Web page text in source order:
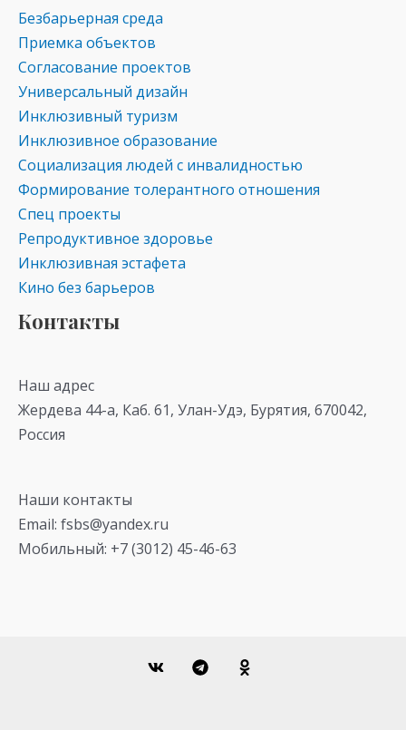
Безбарьерная среда
Приемка объектов
Согласование проектов
Универсальный дизайн
Инклюзивный туризм
Инклюзивное образование
Социализация людей с инвалидностью
Формирование толерантного отношения
Спец проекты
Репродуктивное здоровье
Инклюзивная эстафета
Кино без барьеров
Контакты
Наш адрес
Жердева 44-а, Каб. 61, Улан-Удэ, Бурятия, 670042,
Россия
Наши контакты
Email: fsbs@yandex.ru
Мобильный: +7 (3012) 45-46-63